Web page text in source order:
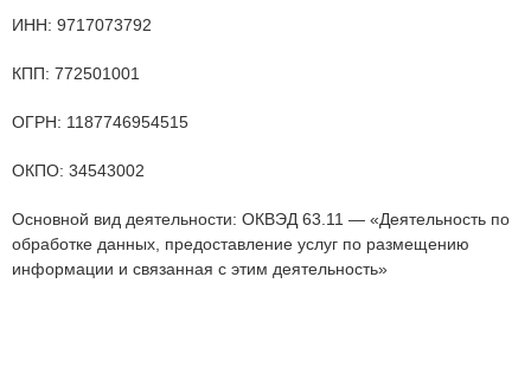
ИНН: 9717073792
КПП: 772501001
ОГРН: 1187746954515
ОКПО: 34543002
Основной вид деятельности: ОКВЭД 63.11 — «Деятельность по
обработке данных, предоставление услуг по размещению
информации и связанная с этим деятельность»